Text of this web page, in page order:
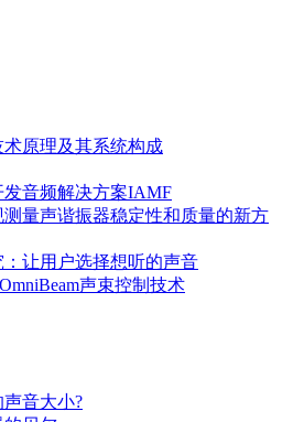
原理及其系统构成
音频解决方案IAMF
量声谐振器稳定性和质量的新方
让用户选择想听的声音
声束控制技术
音大小?